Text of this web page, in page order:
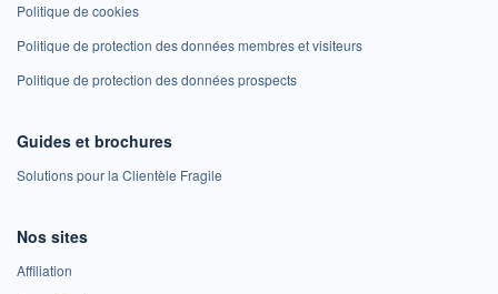
Politique de cookies
Politique de protection des données membres et visiteurs
Politique de protection des données prospects
Guides et brochures
Solutions pour la Clientèle Fragile
Nos sites
Affiliation